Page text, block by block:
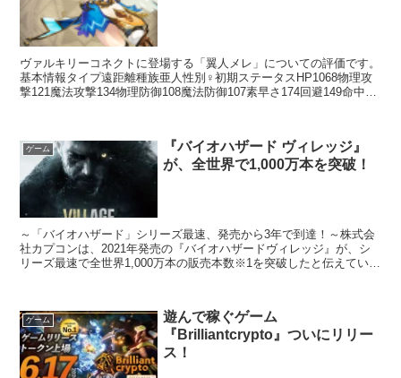
ヴァルキリーコネクトに登場する「翼人メレ」についての評価です。
基本情報タイプ遠距離種族亜人性別♀初期ステータスHP1068物理攻
撃121魔法攻撃134物理防御108魔法防御107素早さ174回避149命中
ゲーム
『バイオハザード ヴィレッジ』
が、全世界で1,000万本を突破！
～「バイオハザード」シリーズ最速、発売から3年で到達！～株式会
社カプコンは、2021年発売の『バイオハザードヴィレッジ』が、シ
リーズ最速で全世界1,000万本の販売本数※1を突破したと伝えていま
ゲーム
遊んで稼ぐゲーム
『Brilliantcrypto』ついにリリー
ス！